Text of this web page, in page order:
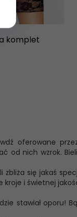
komplet
oferowane
od nich wzrok.
się jakaś
i świetnej
stawiał oporu!